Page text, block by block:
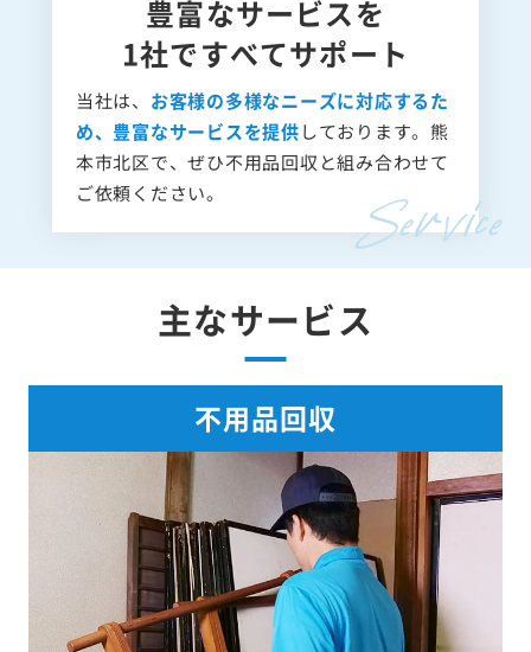
豊富なサービスを
1社ですべてサポート
当社は、 お客様の多様なニーズに対応するた
め、豊富なサービスを提供しております。熊
本市北区で、ぜひ不用品回収と組み合わせて
ご依頼ください。
主なサービス
不用品回収